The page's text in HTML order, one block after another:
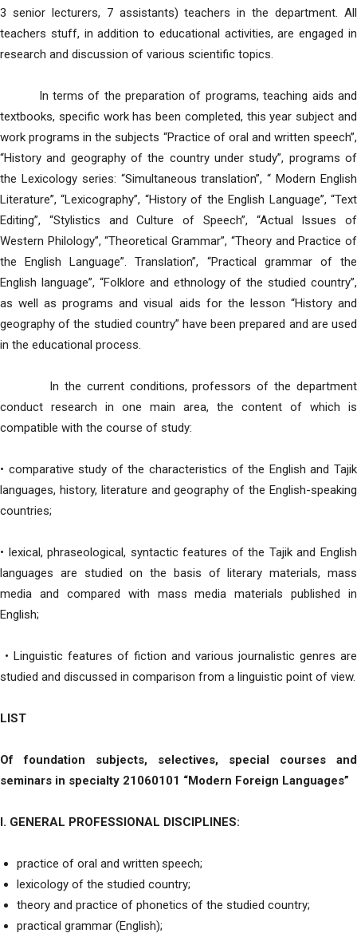
3 senior lecturers, 7 assistants) teachers in the department. All
teachers stuff, in addition to educational activities, are engaged in
research and discussion of various scientific topics.
In terms of the preparation of programs, teaching aids and
textbooks, specific work has been completed, this year subject and
work programs in the subjects “Practice of oral and written speech”,
“History and geography of the country under study”, programs of
the Lexicology series: “Simultaneous translation”, “ Modern English
Literature”, “Lexicography”, “History of the English Language”, “Text
Editing”, “Stylistics and Culture of Speech”, “Actual Issues of
Western Philology”, “Theoretical Grammar”, “Theory and Practice of
the English Language”. Translation”, “Practical grammar of the
English language”, “Folklore and ethnology of the studied country”,
as well as programs and visual aids for the lesson “History and
geography of the studied country” have been prepared and are used
in the educational process.
In the current conditions, professors of the department
conduct research in one main area, the content of which is
compatible with the course of study:
• comparative study of the characteristics of the English and Tajik
languages, history, literature and geography of the English-speaking
countries;
• lexical, phraseological, syntactic features of the Tajik and English
languages ​​are studied on the basis of literary materials, mass
media and compared with mass media materials published in
English;
• Linguistic features of fiction and various journalistic genres are
studied and discussed in comparison from a linguistic point of view.
LIST
Of foundation subjects, selectives, special courses and
seminars in specialty 21060101 “Modern Foreign Languages”
I. GENERAL PROFESSIONAL DISCIPLINES:
practice of oral and written speech;
lexicology of the studied country;
theory and practice of phonetics of the studied country;
practical grammar (English);